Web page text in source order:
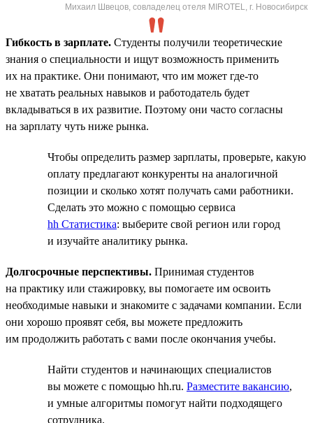
Михаил Швецов, совладелец отеля MIROTEL, г. Новосибирск
Гибкость в зарплате. Студенты получили теоретические
знания о специальности и ищут возможность применить
их на практике. Они понимают, что им может где-то
не хватать реальных навыков и работодатель будет
вкладываться в их развитие. Поэтому они часто согласны
на зарплату чуть ниже рынка.
Чтобы определить размер зарплаты, проверьте, какую
оплату предлагают конкуренты на аналогичной
позиции и сколько хотят получать сами работники.
Сделать это можно с помощью сервиса
hh Статистика: выберите свой регион или город
и изучайте аналитику рынка.
Долгосрочные перспективы. Принимая студентов
на практику или стажировку, вы помогаете им освоить
необходимые навыки и знакомите с задачами компании. Если
они хорошо проявят себя, вы можете предложить
им продолжить работать с вами после окончания учебы.
Найти студентов и начинающих специалистов
вы можете с помощью hh.ru. Разместите вакансию,
и умные алгоритмы помогут найти подходящего
сотрудника.